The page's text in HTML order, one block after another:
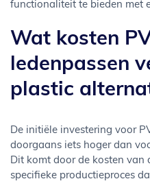
functionaliteit te bieden met
Wat kosten
ledenpassen
plastic
De initiële investering voor
doorgaans iets hoger dan
Dit komt door de kosten van
specifieke productieproces